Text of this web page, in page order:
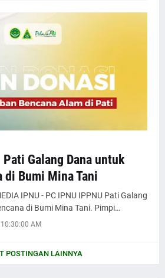
Pati Galang Dana untuk
di Bumi Mina Tani
IPNU - PC IPNU IPPNU Pati Galang
di Bumi Mina Tani. Pimpi…
AM
POSTINGAN LAINNYA